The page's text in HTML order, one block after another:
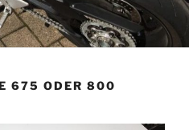
675 ODER 800